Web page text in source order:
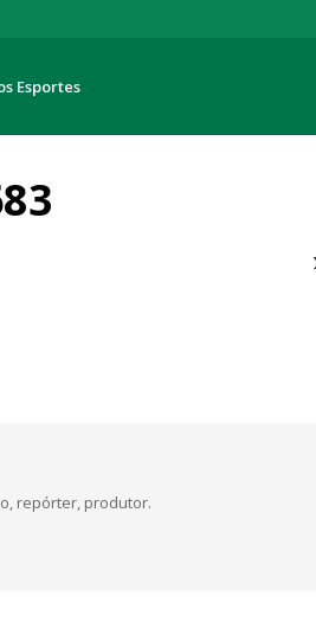
Esportes
repórter, produtor.